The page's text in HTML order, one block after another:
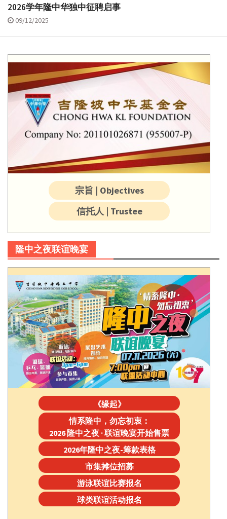
2026学年隆中华独中征聘启事
09/12/2025
宗旨 | Objectives
信托人 | Trustee
隆中之夜联谊晚宴
《缘起》
情系隆中，勿忘初衷：
2026 隆中之夜 · 联谊晚宴开始售票
2026年隆中之夜-筹款表格
市集摊位招募
游泳联谊比赛报名
球类联谊活动报名